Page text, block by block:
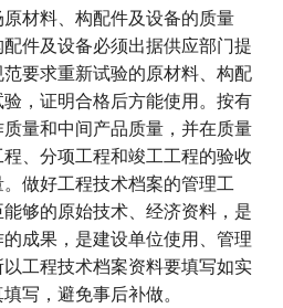
材料、构配件及设备的质量
件及设备必须出据供应部门提
要求重新试验的原材料、构配
，证明合格后方能使用。按有
量和中间产品质量，并在质量
、分项工程和竣工工程的验收
做好工程技术档案的管理工
够的原始技术、经济资料，是
成果，是建设单位使用、管理
工程技术档案资料要填写如实
写，避免事后补做。